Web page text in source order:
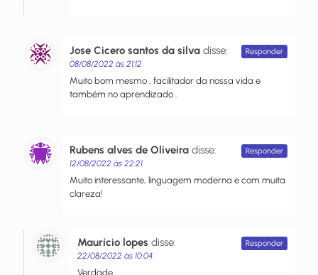
Jose Cicero santos da silva disse:
08/08/2022 às 21:12
Muito bom mesmo , facilitador da nossa vida e
também no aprendizado .
Responder
Rubens alves de Oliveira disse:
12/08/2022 às 22:21
Muito interessante, linguagem moderna e com muita
clareza!
Responder
Maurício lopes disse:
22/08/2022 às 10:04
Verdade
Responder